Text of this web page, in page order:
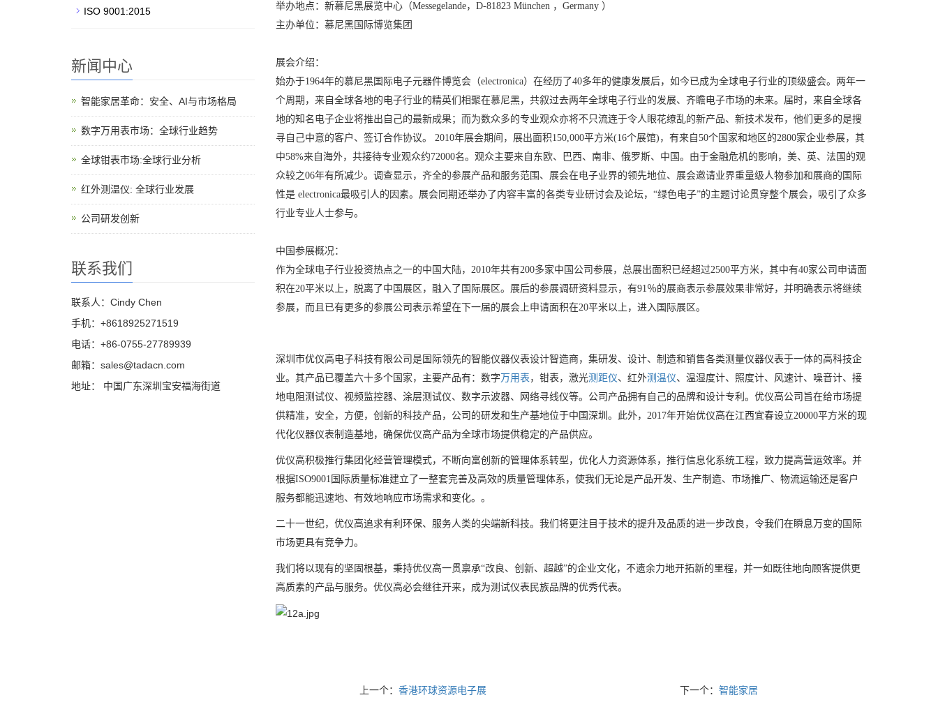
举办地点：新慕尼黑展览中心（Messegelande，D-81823 München ，Germany ）
主办单位：慕尼黑国际博览集团
展会介绍：
始办于1964年的慕尼黑国际电子元器件博览会（electronica）在经历了40多年的健康发展后，如今已成为全球电子行业的顶级盛会。两年一
个周期，来自全球各地的电子行业的精英们相聚在慕尼黑，共叙过去两年全球电子行业的发展、齐瞻电子市场的未来。届时，来自全球各
地的知名电子企业将推出自己的最新成果；而为数众多的专业观众亦将不只流连于令人眼花缭乱的新产品、新技术发布，他们更多的是搜
寻自己中意的客户、签订合作协议。 2010年展会期间，展出面积150,000平方米(16个展馆)，有来自50个国家和地区的2800家企业参展，其
中58%来自海外，共接待专业观众约72000名。观众主要来自东欧、巴西、南非、俄罗斯、中国。由于金融危机的影响，美、英、法国的观
众较之06年有所减少。调查显示，齐全的参展产品和服务范围、展会在电子业界的领先地位、展会邀请业界重量级人物参加和展商的国际
性是 electronica最吸引人的因素。展会同期还举办了内容丰富的各类专业研讨会及论坛，“绿色电子”的主题讨论贯穿整个展会，吸引了众多
行业专业人士参与。
中国参展概况：
作为全球电子行业投资热点之一的中国大陆，2010年共有200多家中国公司参展，总展出面积已经超过2500平方米，其中有40家公司申请面
积在20平米以上，脱离了中国展区，融入了国际展区。展后的参展调研资料显示，有91％的展商表示参展效果非常好，并明确表示将继续
参展，而且已有更多的参展公司表示希望在下一届的展会上申请面积在20平米以上，进入国际展区。
深圳市优仪高电子科技有限公司是国际领先的智能仪器仪表设计智造商，集研发、设计、制造和销售各类测量仪器仪表于一体的高科技企
业。其产品已覆盖六十多个国家，主要产品有：数字 万用表 ，钳表，激光测距仪、红外测温仪、温湿度计、照度计、风速计、噪音计、接
地电阻测试仪、视频监控器、涂层测试仪、数字示波器、网络寻线仪等。公司产品拥有自己的品牌和设计专利。优仪高公司旨在给市场提
供精准，安全，方便，创新的科技产品，公司的研发和生产基地位于中国深圳。此外，2017年开始优仪高在江西宜春设立20000平方米的现
代化仪器仪表制造基地，确保优仪高产品为全球市场提供稳定的产品供应。
优仪高积极推行集团化经营管理模式，不断向富创新的管理体系转型，优化人力资源体系，推行信息化系统工程，致力提高营运效率。并
根据ISO9001国际质量标准建立了一整套完善及高效的质量管理体系，使我们无论是产品开发、生产制造、市场推广、物流运输还是客户
服务都能迅速地、有效地响应市场需求和变化。。
二十一世纪，优仪高追求有利环保、服务人类的尖端新科技。我们将更注目于技术的提升及品质的进一步改良，令我们在瞬息万变的国际
市场更具有竞争力。
我们将以现有的坚固根基，秉持优仪高一贯禀承“改良、创新、超越”的企业文化，不遗余力地开拓新的里程，并一如既往地向顾客提供更
高质素的产品与服务。优仪高必会继往开来，成为测试仪表民族品牌的优秀代表。
上一个：香港环球资源电子展 下一个：智能家居
ISO 9001:2015
新闻中心
智能家居革命：安全、AI与市场格局
数字万用表市场：全球行业趋势
全球钳表市场:全球行业分析
红外测温仪: 全球行业发展
公司研发创新
联系我们
联系人：Cindy Chen
手机：+8618925271519
电话：+86-0755-27789939
邮箱：sales@tadacn.com
地址： 中国广东深圳宝安福海街道